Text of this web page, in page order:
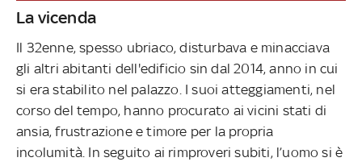
La vicenda
Il 32enne, spesso ubriaco, disturbava e minacciava
gli altri abitanti dell'edificio sin dal 2014, anno in cui
si era stabilito nel palazzo. I suoi atteggiamenti, nel
corso del tempo, hanno procurato ai vicini stati di
ansia, frustrazione e timore per la propria
incolumità. In seguito ai rimproveri subiti, l’uomo si è